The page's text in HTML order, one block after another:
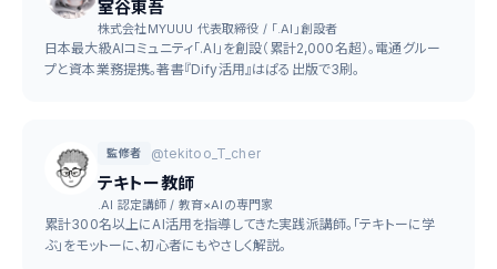
室谷東吾
株式会社MYUUU 代表取締役 / 「.AI」創設者
日本最大級AIコミュニティ「.AI」を創設（累計2,000名超）。電通グルー
プと資本業務提携。著書『Dify活用』はぱる出版で3刷。
監修者 @tekitoo_T_cher
テキトー教師
.AI 認定講師 / 教育×AIの専門家
累計300名以上にAI活用を指導してきた実践派講師。「テキトーに学
ぶ」をモットーに、初心者にもやさしく解説。